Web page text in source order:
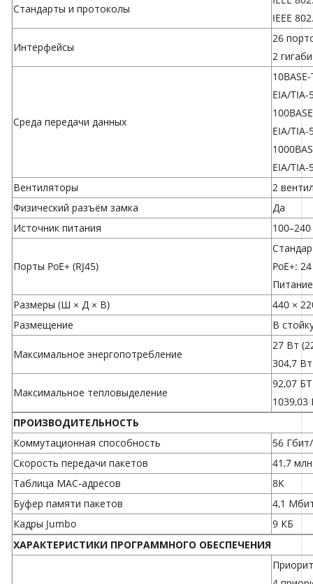
Стандарты и протоколы
IEEE
Интерфейсы
26
2
Среда передачи данных
EIA/
EIA/
EIA/
Вентиляторы
2
Физический разъём замка
Да
Источник питания
Порты PoE+ (RJ45)
PoE+:
Размеры (Ш × Д × В)
440 ×
Размещение
В
Максимальное энергопотребление
27 Вт
304,7
Максимальное тепловыделение
92,07
ПРОИЗВОДИТЕЛЬНОСТЬ
Коммутационная способность
56
Скорость передачи пакетов
41,7
Таблица МАС-адресов
8K
Буфер памяти пакетов
4,1
Кадры Jumbo
9 КБ
ХАРАКТЕРИСТИКИ ПРОГРАММНОГО ОБЕСПЕЧЕНИЯ